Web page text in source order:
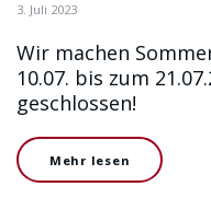
3. Juli 2023
Wir machen
10.07. bis zum
geschlossen!
Mehr lesen